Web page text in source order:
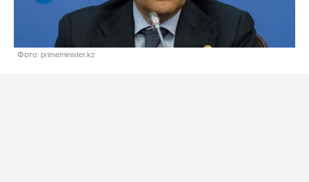
Фото: primeminister.kz